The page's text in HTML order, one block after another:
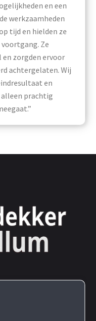
en een
werkzaamheden
tijd en hielden ze
voortgang. Ze
zorgden ervoor
achtergelaten. Wij
en
alleen prachtig